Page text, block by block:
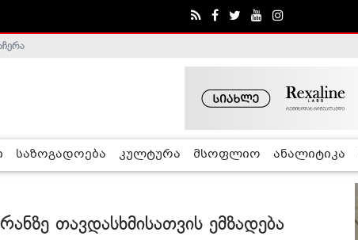
კომისია
საზოგადოება კულტურა მსოფლიო ანალიტიკა
თავდასხმისათვის ემზადება